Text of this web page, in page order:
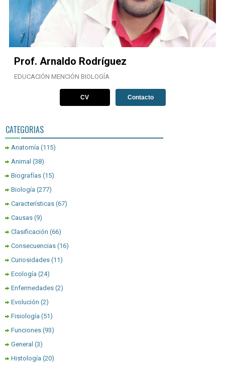
Prof. Arnaldo Rodríguez
EDUCACIÓN MENCIÓN BIOLOGÍA
CV Contacto
CATEGORIAS
Anatomía (115)
Animal (38)
Biografías (15)
Biología (277)
Características (67)
Causas (9)
Clasificación (66)
Consecuencias (16)
Curiosidades (11)
Ecología (24)
Enfermedades (2)
Evolución (2)
Fisiología (51)
Funciones (93)
General (3)
Histología (20)